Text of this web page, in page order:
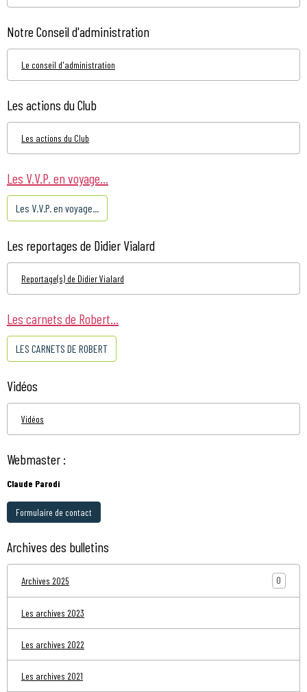
Notre Conseil d'administration
Le conseil d'administration
Les actions du Club
Les actions du Club
Les V.V.P. en voyage...
Les V.V.P. en voyage...
Les reportages de Didier Vialard
Reportage(s) de Didier Vialard
Les carnets de Robert...
LES CARNETS DE ROBERT
Vidéos
Vidéos
Webmaster :
Claude Parodi
Formulaire de contact
Archives des bulletins
Archives 2025 0
Les archives 2023
Les archives 2022
Les archives 2021